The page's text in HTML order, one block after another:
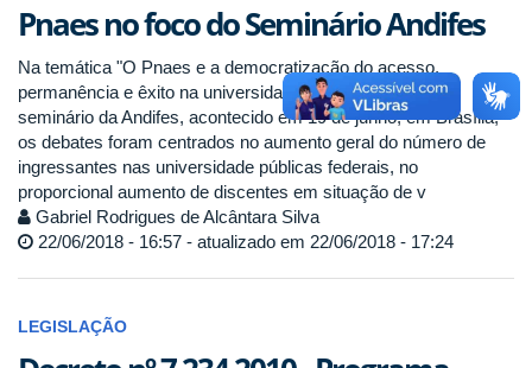
Pnaes no foco do Seminário Andifes
Na temática "O Pnaes e a democratização do acesso,
permanência e êxito na universidade federal" do último
seminário da Andifes, acontecido em 19 de junho, em Brasília,
os debates foram centrados no aumento geral do número de
ingressantes nas universidade públicas federais, no
proporcional aumento de discentes em situação de v
Gabriel Rodrigues de Alcântara Silva
22/06/2018 - 16:57 - atualizado em 22/06/2018 - 17:24
LEGISLAÇÃO